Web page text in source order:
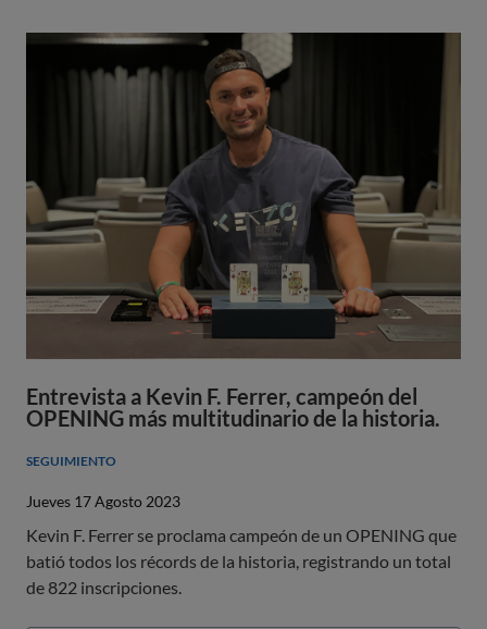
Entrevista a Kevin F. Ferrer, campeón del
OPENING más multitudinario de la historia.
SEGUIMIENTO
Jueves 17 Agosto 2023
Kevin F. Ferrer se proclama campeón de un OPENING que
batió todos los récords de la historia, registrando un total
de 822 inscripciones.